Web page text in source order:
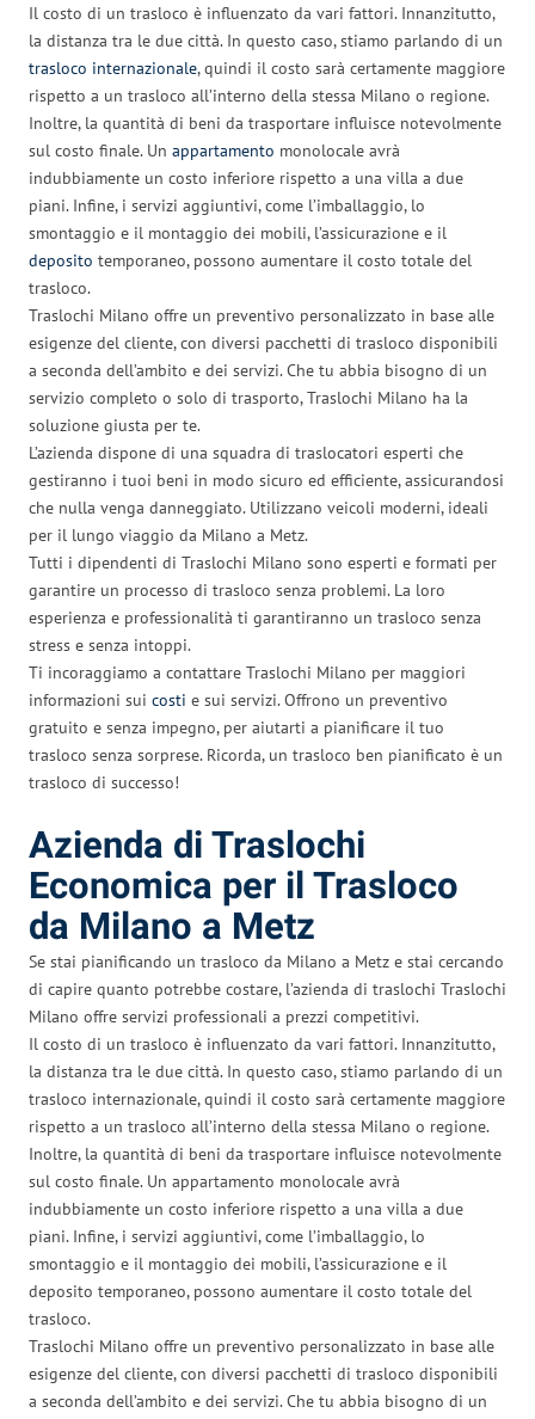
Il costo di un trasloco è influenzato da vari fattori. Innanzitutto,
la distanza tra le due città. In questo caso, stiamo parlando di un
trasloco internazionale, quindi il costo sarà certamente maggiore
rispetto a un trasloco all’interno della stessa Milano o regione.
Inoltre, la quantità di beni da trasportare influisce notevolmente
sul costo finale. Un appartamento monolocale avrà
indubbiamente un costo inferiore rispetto a una villa a due
piani. Infine, i servizi aggiuntivi, come l’imballaggio, lo
smontaggio e il montaggio dei mobili, l’assicurazione e il
deposito temporaneo, possono aumentare il costo totale del
trasloco.
Traslochi Milano offre un preventivo personalizzato in base alle
esigenze del cliente, con diversi pacchetti di trasloco disponibili
a seconda dell’ambito e dei servizi. Che tu abbia bisogno di un
servizio completo o solo di trasporto, Traslochi Milano ha la
soluzione giusta per te.
L’azienda dispone di una squadra di traslocatori esperti che
gestiranno i tuoi beni in modo sicuro ed efficiente, assicurandosi
che nulla venga danneggiato. Utilizzano veicoli moderni, ideali
per il lungo viaggio da Milano a Metz.
Tutti i dipendenti di Traslochi Milano sono esperti e formati per
garantire un processo di trasloco senza problemi. La loro
esperienza e professionalità ti garantiranno un trasloco senza
stress e senza intoppi.
Ti incoraggiamo a contattare Traslochi Milano per maggiori
informazioni sui costi e sui servizi. Offrono un preventivo
gratuito e senza impegno, per aiutarti a pianificare il tuo
trasloco senza sorprese. Ricorda, un trasloco ben pianificato è un
trasloco di successo!
Azienda di Traslochi
Economica per il Trasloco
da Milano a Metz
Se stai pianificando un trasloco da Milano a Metz e stai cercando
di capire quanto potrebbe costare, l’azienda di traslochi Traslochi
Milano offre servizi professionali a prezzi competitivi.
Il costo di un trasloco è influenzato da vari fattori. Innanzitutto,
la distanza tra le due città. In questo caso, stiamo parlando di un
trasloco internazionale, quindi il costo sarà certamente maggiore
rispetto a un trasloco all’interno della stessa Milano o regione.
Inoltre, la quantità di beni da trasportare influisce notevolmente
sul costo finale. Un appartamento monolocale avrà
indubbiamente un costo inferiore rispetto a una villa a due
piani. Infine, i servizi aggiuntivi, come l’imballaggio, lo
smontaggio e il montaggio dei mobili, l’assicurazione e il
deposito temporaneo, possono aumentare il costo totale del
trasloco.
Traslochi Milano offre un preventivo personalizzato in base alle
esigenze del cliente, con diversi pacchetti di trasloco disponibili
a seconda dell’ambito e dei servizi. Che tu abbia bisogno di un